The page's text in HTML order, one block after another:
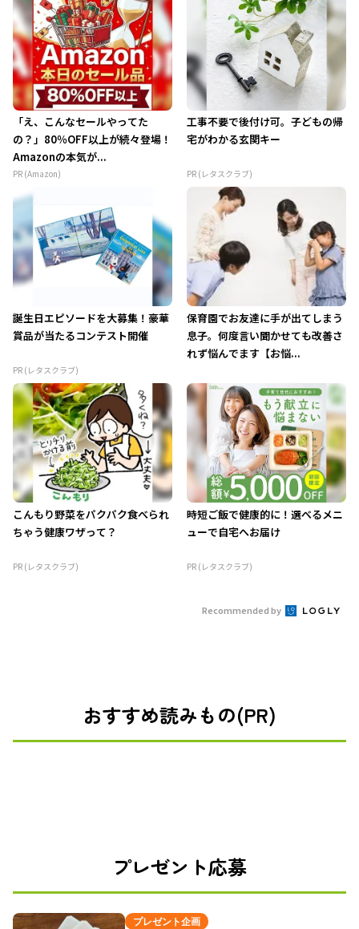
「え、こんなセールやってた
の？」80％OFF以上が続々登場！
Amazonの本気が...
PR (Amazon)
工事不要で後付け可。子どもの帰
宅がわかる玄関キー
PR (レタスクラブ)
誕生日エピソードを大募集！豪華
賞品が当たるコンテスト開催
PR (レタスクラブ)
保育園でお友達に手が出てしまう
息子。何度言い聞かせても改善さ
れず悩んでます【お悩...
こんもり野菜をパクパク食べられ
ちゃう健康ワザって？
PR (レタスクラブ)
時短ご飯で健康的に！選べるメニ
ューで自宅へお届け
PR (レタスクラブ)
Recommended by
おすすめ読みもの(PR)
プレゼント応募
プレゼント企画